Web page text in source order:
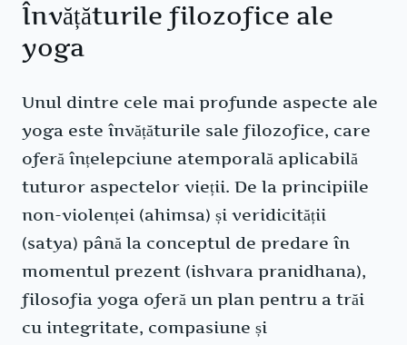
Învățăturile filozofice ale
yoga
Unul dintre cele mai profunde aspecte ale
yoga este învățăturile sale filozofice, care
oferă înțelepciune atemporală aplicabilă
tuturor aspectelor vieții. De la principiile
non-violenței (ahimsa) și veridicității
(satya) până la conceptul de predare în
momentul prezent (ishvara pranidhana),
filosofia yoga oferă un plan pentru a trăi
cu integritate, compasiune și